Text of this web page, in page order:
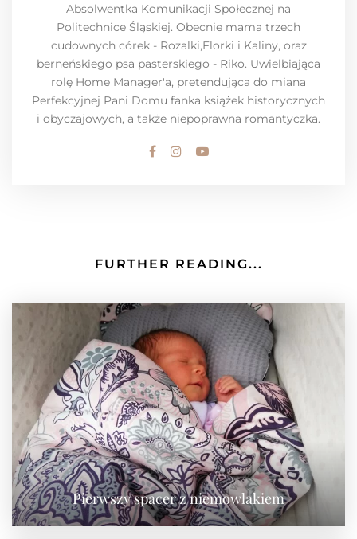
Absolwentka Komunikacji Społecznej na
Politechnice Śląskiej. Obecnie mama trzech
cudownych córek - Rozalki,Florki i Kaliny, oraz
berneńskiego psa pasterskiego - Riko. Uwielbiająca
rolę Home Manager'a, pretendująca do miana
Perfekcyjnej Pani Domu fanka książek historycznych
i obyczajowych, a także niepoprawna romantyczka.
FURTHER READING...
Pierwszy spacer z niemowlakiem